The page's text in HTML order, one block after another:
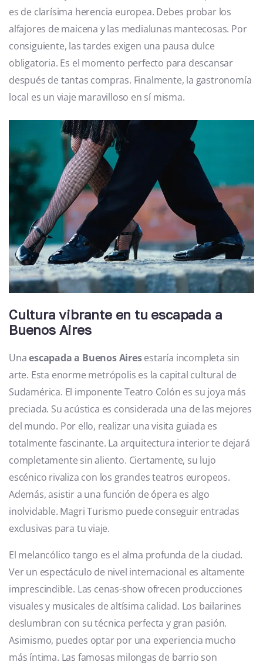
es de clarísima herencia europea. Debes probar los
alfajores de maicena y las medialunas mantecosas. Por
consiguiente, las tardes exigen una pausa dulce
obligatoria. Es el momento perfecto para descansar
después de tantas compras. Finalmente, la gastronomía
local es un viaje maravilloso en sí misma.
Cultura vibrante en tu escapada a
Buenos Aires
Unaescapada a Buenos Airesestaría incompleta sin
arte. Esta enorme metrópolis es la capital cultural de
Sudamérica. El imponente Teatro Colón es su joya más
preciada. Su acústica es considerada una de las mejores
del mundo. Por ello, realizar una visita guiada es
totalmente fascinante. La arquitectura interior te dejará
completamente sin aliento. Ciertamente, su lujo
escénico rivaliza con los grandes teatros europeos.
Además, asistir a una función de ópera es algo
inolvidable. Magri Turismo puede conseguir entradas
exclusivas para tu viaje.
El melancólico tango es el alma profunda de la ciudad.
Ver un espectáculo de nivel internacional es altamente
imprescindible. Las cenas-show ofrecen producciones
visuales y musicales de altísima calidad. Los bailarines
deslumbran con su técnica perfecta y gran pasión.
Asimismo, puedes optar por una experiencia mucho
más íntima. Las famosas milongas de barrio son